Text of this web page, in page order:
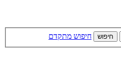
חיפוש חיפוש מתקדם